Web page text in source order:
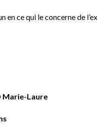
en ce qui le concerne de
Marie-Laure